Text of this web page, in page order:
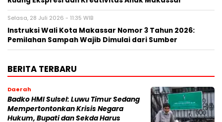
Selasa, 28 Juli 2026 - 11:35 WIB
Instruksi Wali Kota Makassar Nomor 3 Tahun 2026:
Pemilahan Sampah Wajib Dimulai dari Sumber
BERITA TERBARU
Daerah
Badko HMI Sulsel: Luwu Timur Sedang
Mempertontonkan Krisis Negara
Hukum, Bupati dan Sekda Harus